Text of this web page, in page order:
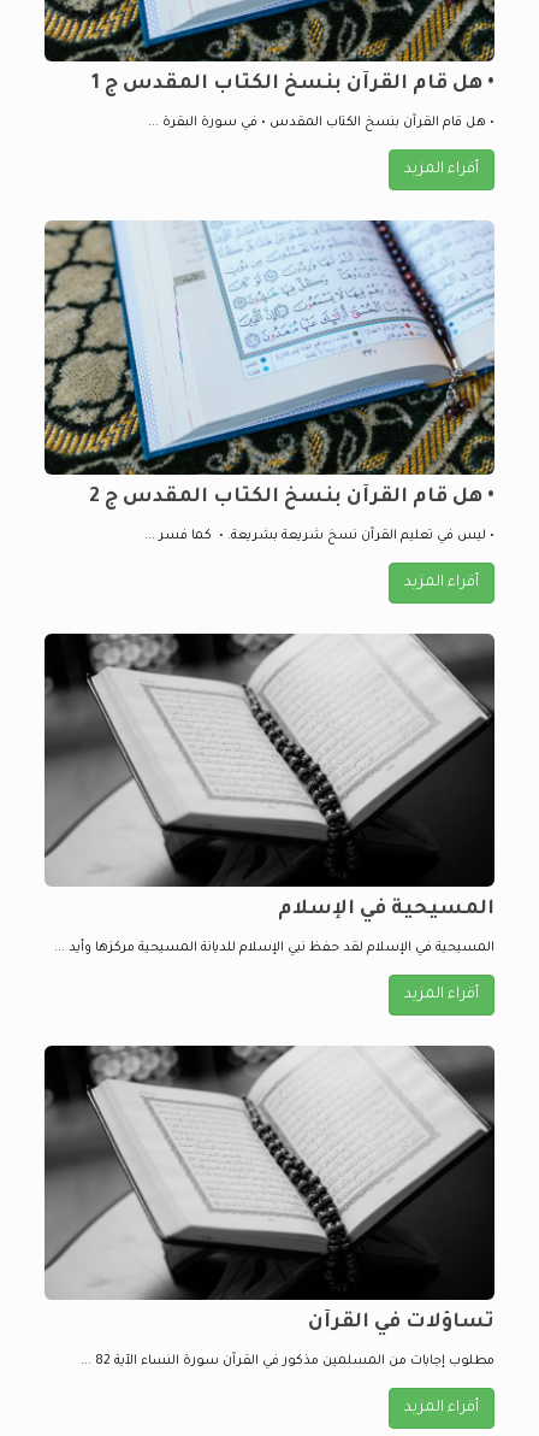
• هل قام القرآن بنسخ الكتاب المقدس ج 1
• هل قام القرآن بنسخ الكتاب المقدس • في سورة البقرة ...
أقراء المزيد
• هل قام القرآن بنسخ الكتاب المقدس ج 2
• ليس في تعليم القرآن نسخ شريعة بشريعة. • كما فسر ...
أقراء المزيد
المسيحية في الإسلام
المسيحية في الإسلام لقد حفظ نبي الإسلام للديانة المسيحية مركزها وأيد ...
أقراء المزيد
تساؤلات في القرآن
مطلوب إجابات من المسلمين مذكور في القرآن سورة النساء الآية 82 ...
أقراء المزيد